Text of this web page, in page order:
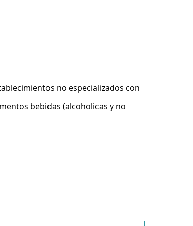
no especializados con
bebidas (alcoholicas y no